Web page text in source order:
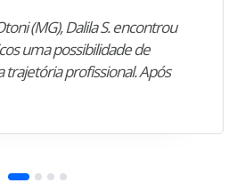
(MG), Dalila S. encontrou
uma possibilidade de
profissional. Após